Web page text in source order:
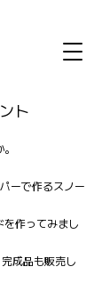
ト
ーで作るスノー
を作ってみまし
完成品も販売し